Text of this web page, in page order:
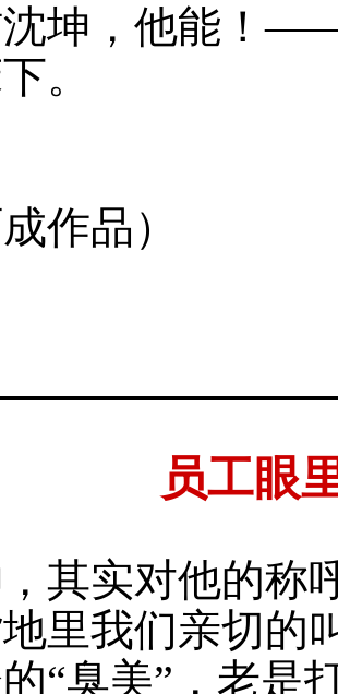
坤，他能！——
。
作品）
员工眼
其实对他的称
里我们亲切的
“臭美”，老是